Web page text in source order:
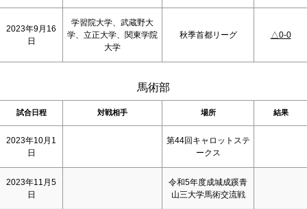
2023年9月16
日
学習院大学、武蔵野大
学、立正大学、関東学院
大学
秋季首都リーグ △0-0
馬術部
試合日程 対戦相手 場所 結果
2023年10月1
日
第44回キャロットステ
ークス
2023年11月5
日
令和5年度成城成蹊青
山三大学馬術交流戦